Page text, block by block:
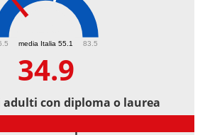
media Italia 55.1 83.5
34.9
adulti con diploma o laurea